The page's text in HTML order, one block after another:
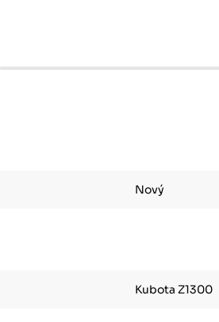
Nový
Kubota Z1300